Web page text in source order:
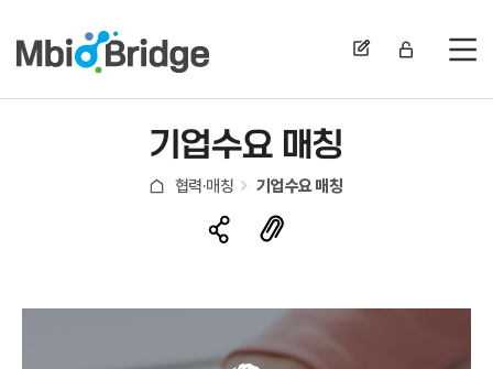
전
기업수요 매칭
협력·매칭 기업수요 매칭